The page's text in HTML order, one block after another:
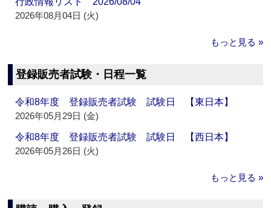
2026年08月04日 (火)
もっと見る »
登録販売者試験・日程一覧
令和8年度 登録販売者試験 試験日 【東日本】
2026年05月29日 (金)
令和8年度 登録販売者試験 試験日 【西日本】
2026年05月26日 (火)
もっと見る »